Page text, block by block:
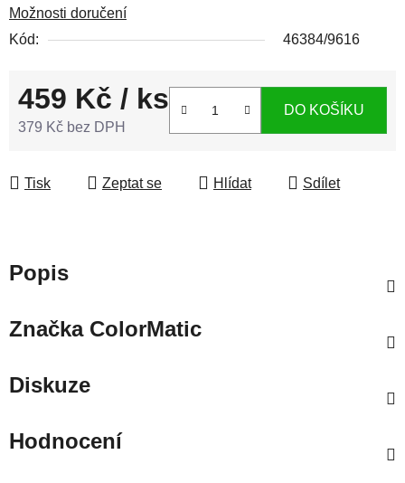
Možnosti doručení
Kód:
46384/9616
459 Kč / ks
379 Kč bez DPH
DO KOŠÍKU
Tisk Zeptat se Hlídat Sdílet
Popis
ZnačkaColorMatic
Diskuze
Hodnocení